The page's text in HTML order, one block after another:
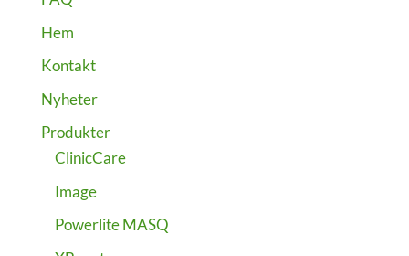
Hem
Kontakt
Nyheter
Produkter
ClinicCare
Image
Powerlite MASQ